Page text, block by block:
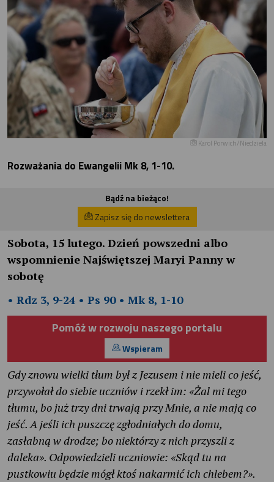
Karol Porwich/Niedziela
Rozważania do Ewangelii Mk 8, 1-10.
Bądź na bieżąco!
Zapisz się do newslettera
Sobota, 15 lutego. Dzień powszedni albo
wspomnienie Najświętszej Maryi Panny w
sobotę
• Rdz 3, 9-24 • Ps 90 • Mk 8, 1-10
Pomóż w rozwoju naszego portalu
Wspieram
Gdy znowu wielki tłum był z Jezusem i nie mieli co jeść,
przywołał do siebie uczniów i rzekł im: «Żal mi tego
tłumu, bo już trzy dni trwają przy Mnie, a nie mają co
jeść. A jeśli ich puszczę zgłodniałych do domu,
zasłabną w drodze; bo niektórzy z nich przyszli z
daleka». Odpowiedzieli uczniowie: «Skąd tu na
pustkowiu będzie mógł ktoś nakarmić ich chlebem?».